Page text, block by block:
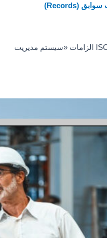
استاندارد ایزو 30301 یا ISO 30301:2019 الزامات «سیستم مدیریت